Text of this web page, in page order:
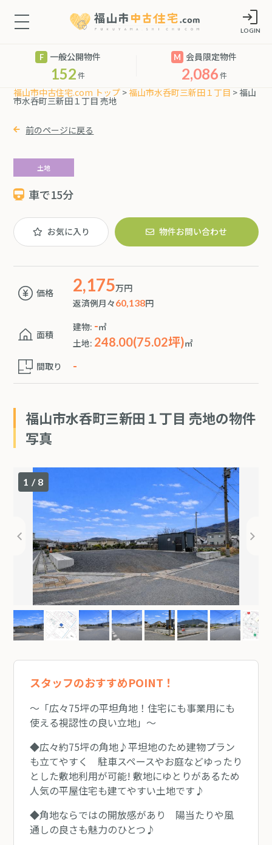
LOGIN
一般公開物件
152件
会員限定物件
2,086件
福山市中古住宅.com トップ >福山市水呑町三新田１丁目 > 福山
市水呑町三新田１丁目 売地
前のページに戻る
土地
車で15分
お気に入り 物件お問い合わせ
価格 2,175万円
返済例月々60,138円
面積
建物: -㎡
土地: 248.00(75.02坪)㎡
間取り
-
福山市水呑町三新田１丁目 売地の物件
写真
1 / 8
スタッフのおすすめPOINT！
～「広々75坪の平坦角地！住宅にも事業用にも
使える視認性の良い立地」～
◆広々約75坪の角地♪平坦地のため建物プラン
も立てやすく 駐車スペースやお庭などゆったり
とした敷地利用が可能! 敷地にゆとりがあるため
人気の平屋住宅も建てやすい土地です♪
◆角地ならではの開放感があり 陽当たりや風
通しの良さも魅力のひとつ♪